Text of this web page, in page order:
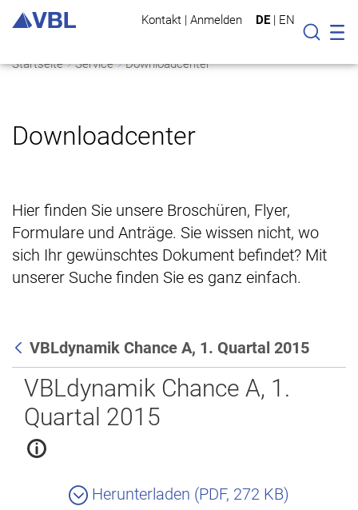
Kontakt | Anmelden DE | EN
Suche
Startseite Service Downloadcenter
Downloadcenter
Hier finden Sie unsere Broschüren, Flyer,
Formulare und Anträge. Sie wissen nicht, wo
sich Ihr gewünschtes Dokument befindet? Mit
unserer Suche finden Sie es ganz einfach.
Zurück
VBLdynamik Chance A, 1. Quartal 2015
VBLdynamik Chance A, 1.
Quartal 2015
Herunterladen (PDF, 272 KB)